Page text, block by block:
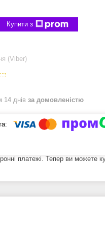
Купити з
(Viber)
14 днів за домовленістю
платежі. Тепер ви можете